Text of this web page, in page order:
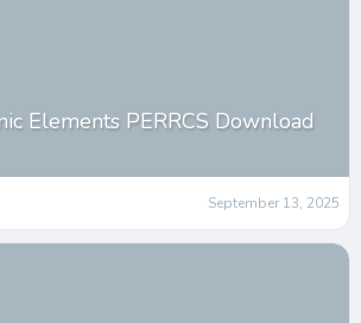
Elements PERRCS Download
September 13, 2025